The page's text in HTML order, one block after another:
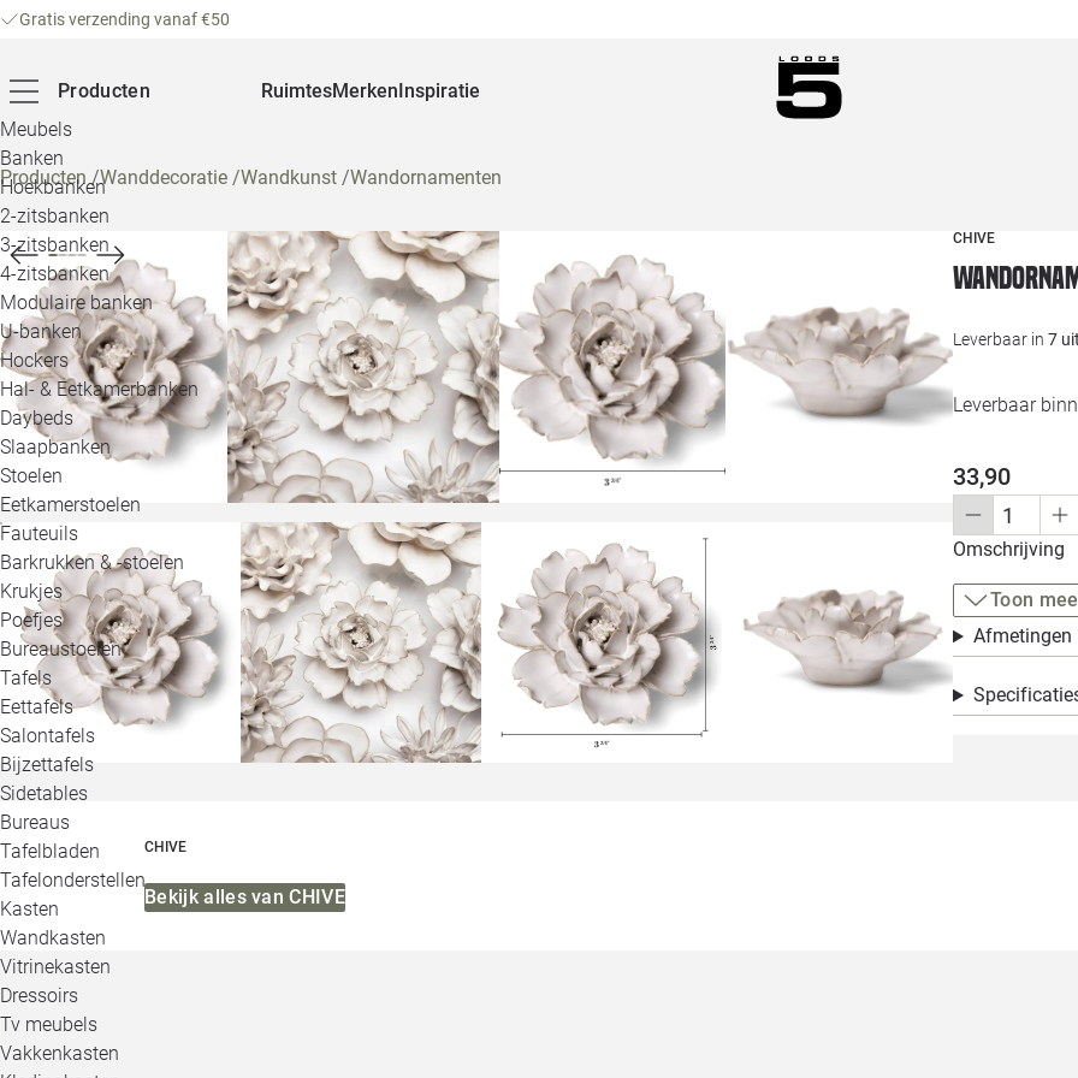
Gratis verzending vanaf €50
Producten
Meubels
Banken
Hoekbanken
2-zitsbanken
3-zitsbanken
4-zitsbanken
Modulaire banken
U-banken
Hockers
Hal- & Eetkamerbanken
Daybeds
Slaapbanken
Stoelen
Eetkamerstoelen
Fauteuils
Barkrukken & -stoelen
Krukjes
Poefjes
Bureaustoelen
Tafels
Eettafels
Salontafels
Bijzettafels
Sidetables
Bureaus
Tafelbladen
Tafelonderstellen
Kasten
Wandkasten
Vitrinekasten
Dressoirs
Tv meubels
Vakkenkasten
RuimtesMerkenInspiratie
Producten/Wanddecoratie /Wandkunst /Wandornamenten
CHIVE
Leverbaar in 7
Leverbaar
33,90
Omschrijving
Toon
Afmetingen
CHIVE
Bekijk alles van CHIVE